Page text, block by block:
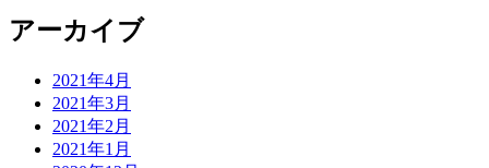
アーカイブ
2021年4月
2021年3月
2021年2月
2021年1月